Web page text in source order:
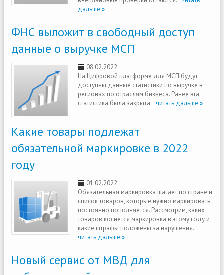
дальше »
ФНС выложит в свободный доступ
данные о выручке МСП
08.02.2022
На Цифровой платформе для МСП будут
доступны данные статистики по выручке в
регионах по отраслям бизнеса. Ранее эта
статистика была закрыта. читать дальше »
Какие товары подлежат
обязательной маркировке в 2022
году
01.02.2022
Обязательная маркировка шагает по стране и
список товаров, которые нужно маркировать,
постоянно пополняется. Рассмотрим, каких
товаров коснется маркировка в этому году и
какие штрафы положены за нарушения.
читать дальше »
Новый сервис от МВД для